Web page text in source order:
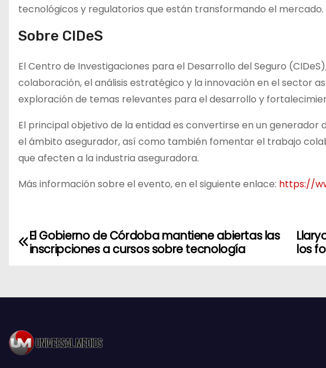
tecnológicos y regulatorios que están transformando el mercado.
Sobre CIDeS
El Centro de Investigaciones para el Desarrollo del Seguro
colaboración, el análisis estratégico y la innovación en el sector
exploración de temas relevantes para el desarrollo y
El principal objetivo de la entidad es convertirse en un
el ámbito asegurador, así como también fomentar el trabajo
que afecten a la industria aseguradora.
Más información sobre el evento, en el siguiente enlace: https://
N
g
los
El Gobierno de Córdoba mantiene abiertas las
inscripciones a cursos sobre tecnología